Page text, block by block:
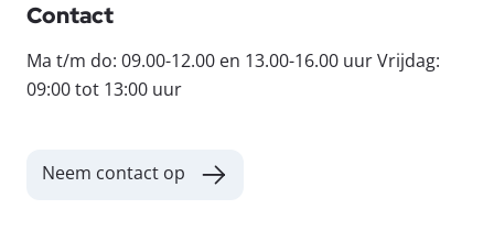
Contact
Ma t/m do: 09.00-12.00 en 13.00-16.00 uur Vrijdag:
09:00 tot 13:00 uur
Neem contact op